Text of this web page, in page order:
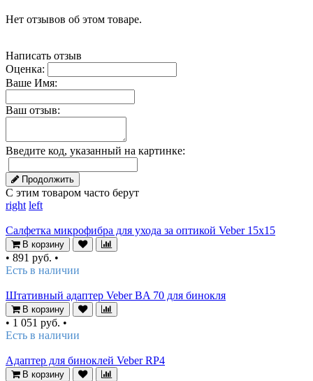
Нет отзывов об этом товаре.
Написать отзыв
Оценка:
Ваше Имя:
Ваш отзыв:
Введите код, указанный на картинке:
Продолжить
С этим товаром часто берут
right left
Салфетка микрофибра для ухода за оптикой Veber 15x15
В корзину
• 891 руб. •
Есть в наличии
Штативный адаптер Veber BA 70 для бинокля
В корзину
• 1 051 руб. •
Есть в наличии
Адаптер для биноклей Veber RP4
В корзину